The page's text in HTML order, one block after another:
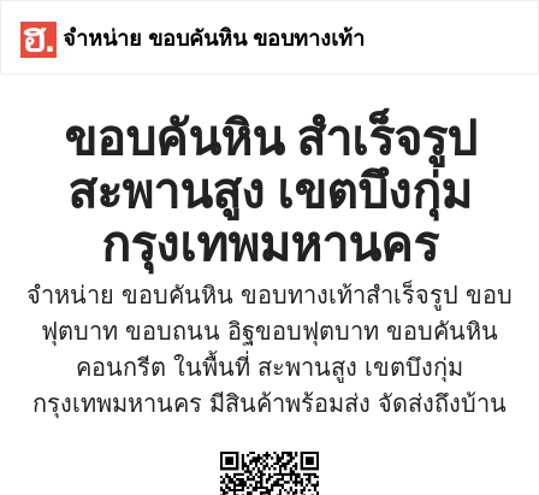
จำหน่าย ขอบคันหิน ขอบทางเท้า
ขอบคันหิน สำเร็จรูป
สะพานสูง เขตบึงกุ่ม
กรุงเทพมหานคร
จำหน่าย ขอบคันหิน ขอบทางเท้าสำเร็จรูป ขอบ
ฟุตบาท ขอบถนน อิฐขอบฟุตบาท ขอบคันหิน
คอนกรีต ในพื้นที่ สะพานสูง เขตบึงกุ่ม
กรุงเทพมหานคร มีสินค้าพร้อมส่ง จัดส่งถึงบ้าน